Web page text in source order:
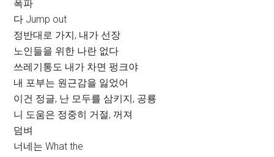
폭파
다 Jump out
정반대로 가지, 내가 선장
노인들을 위한 나란 없다
쓰레기통도 내가 차면 펑크야
내 포부는 원근감을 잃었어
이건 정글, 난 모두를 삼키지, 공룡
니 도움은 정중히 거절, 꺼져
덤벼
너네는 What the